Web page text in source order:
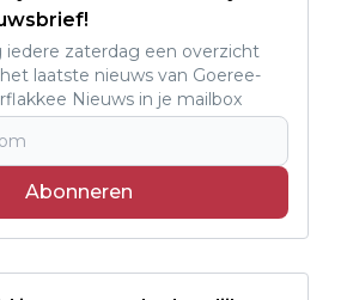
iedere zaterdag een overzicht
laatste nieuws van Goeree-
Nieuws in je mailbox
Abonneren